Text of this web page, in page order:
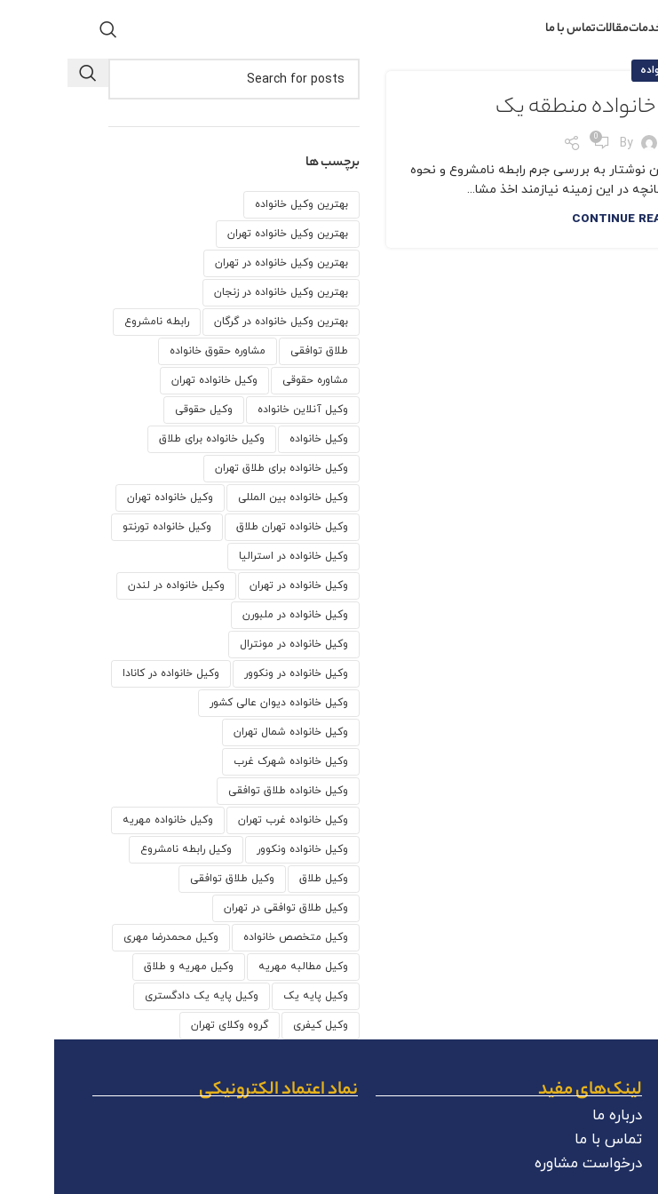
مقالاتتماس با ما
منطقه یک
By
0
نوشتار به بررسی جرم رابطه نامشروع و نحوه
در این زمینه نیازمند اخذ مشا...
CONTINUE
برچسب ها
بهترین وکیل خانواده
بهترین وکیل خانواده تهران
بهترین وکیل خانواده در تهران
بهترین وکیل خانواده در زنجان
بهترین وکیل خانواده در گرگان رابطه نامشروع
طلاق توافقی مشاوره حقوق خانواده
مشاوره حقوقی وكيل خانواده تهران
وکیل آنلاین خانواده وکیل حقوقی
وکیل خانواده وکیل خانواده برای طلاق
وکیل خانواده برای طلاق تهران
وکیل خانواده بین المللی وکیل خانواده تهران
وکیل خانواده تهران طلاق وکیل خانواده تورنتو
وکیل خانواده در استرالیا
وکیل خانواده در تهران وکیل خانواده در لندن
وکیل خانواده در ملبورن
وکیل خانواده در مونترال
وکیل خانواده در ونکوور وکیل خانواده در کانادا
وکیل خانواده دیوان عالی کشور
وکیل خانواده شمال تهران
وکیل خانواده شهرک غرب
وکیل خانواده طلاق توافقی
وکیل خانواده غرب تهران وکیل خانواده مهریه
وکیل خانواده ونکوور وکیل رابطه نامشروع
وکیل طلاق وکیل طلاق توافقی
وکیل طلاق توافقی در تهران
وکیل متخصص خانواده وکیل محمدرضا مهری
وکیل مطالبه مهریه وکیل مهریه و طلاق
وکیل پایه یک وکیل پایه یک دادگستری
وکیل کیفری گروه وکلای تهران
لینک‌های مفید
درباره ما
تماس با ما
درخواست مشاوره
نماد اعتماد الکترونیکی